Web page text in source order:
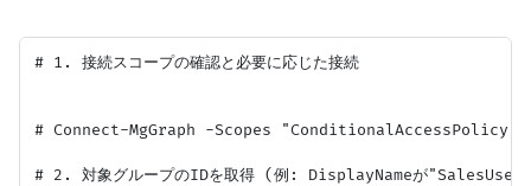
# 1. 接続スコープの確認と必要に応じた接続
# Connect-MgGraph -Scopes
# 2. 対象グループのIDを取得 (例: DisplayNameが